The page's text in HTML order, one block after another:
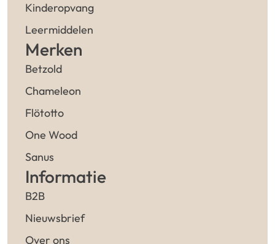
Kinderopvang
Leermiddelen
Merken
Betzold
Chameleon
Flötotto
One Wood
Sanus
Informatie
B2B
Nieuwsbrief
Over ons